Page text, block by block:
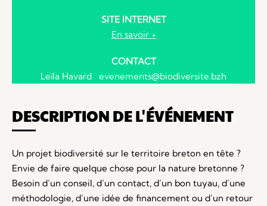
SITE INTERNET
En savoir +
CONTACT
Leïla Havard evenements@biodiversite.bzh
DESCRIPTION DE L'ÉVÉNEMENT
Un projet biodiversité sur le territoire breton en tête ?
Envie de faire quelque chose pour la nature bretonne ?
Besoin d’un conseil, d’un contact, d’un bon tuyau, d’une
méthodologie, d’une idée de financement ou d’un retour